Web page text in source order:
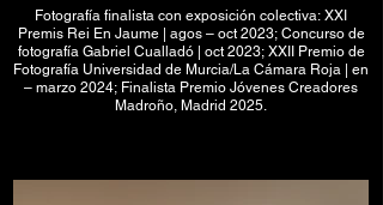
Fotografía finalista con exposición colectiva: XXI
Premis Rei En Jaume | agos – oct 2023; Concurso de
fotografía Gabriel Cualladó | oct 2023; XXII Premio de
Fotografía Universidad de Murcia/La Cámara Roja | en
– marzo 2024; Finalista Premio Jóvenes Creadores
Madroño, Madrid 2025.